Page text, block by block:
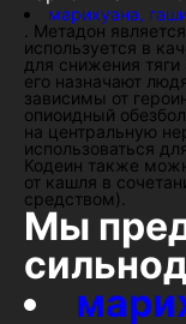
марихуана,
. Метадон
используется в
для снижения
его назначают
зависимы от
опиоидный
на центральную
использоваться
Кодеин также
от кашля в
средством).
Мы